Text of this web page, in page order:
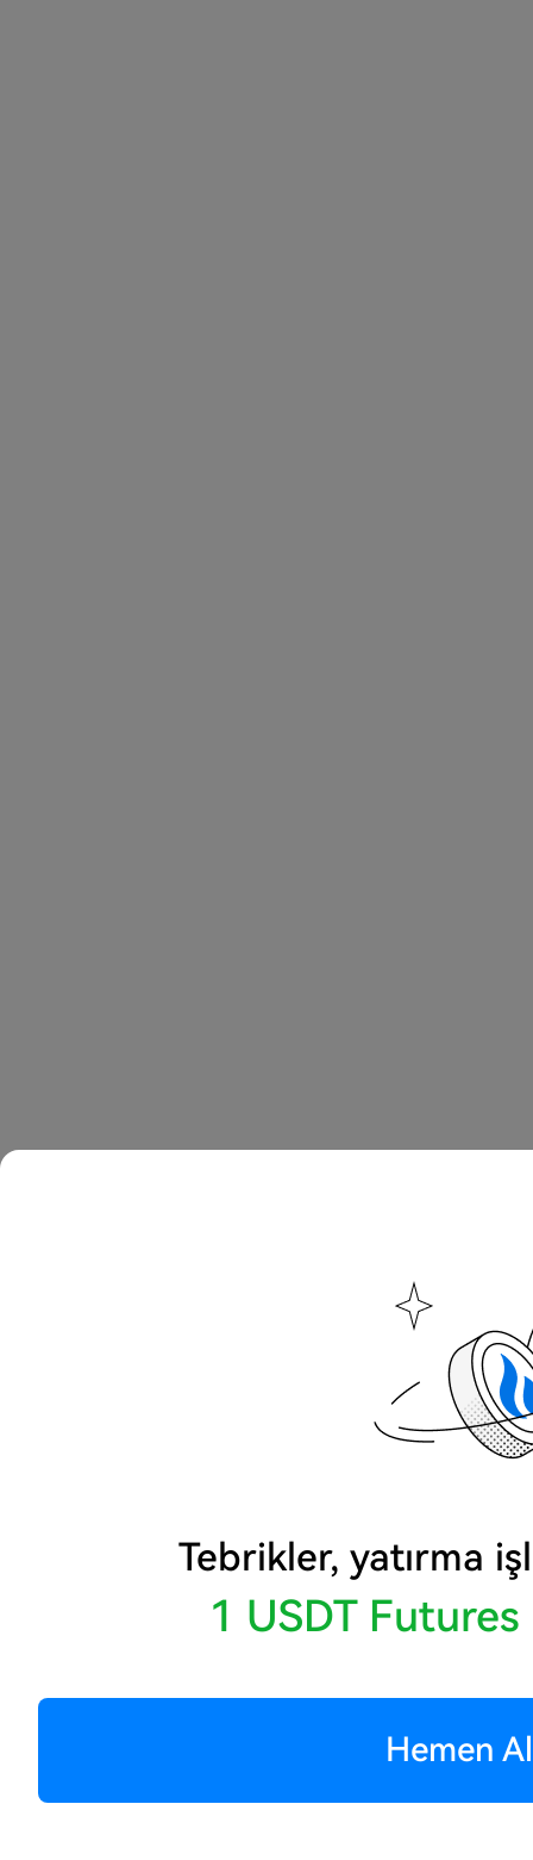
Tebrikler, yatırma
1 USDT
Hemen